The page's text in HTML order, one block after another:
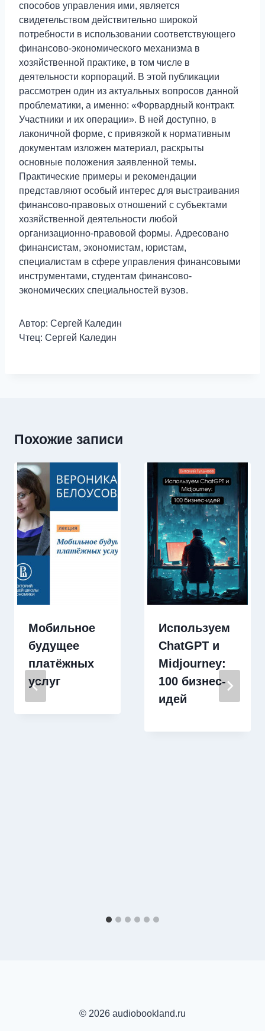
способов управления ими, является
свидетельством действительно широкой
потребности в использовании соответствующего
финансово-экономического механизма в
хозяйственной практике, в том числе в
деятельности корпораций. В этой публикации
рассмотрен один из актуальных вопросов данной
проблематики, а именно: «Форвардный контракт.
Участники и их операции». В ней доступно, в
лаконичной форме, с привязкой к нормативным
документам изложен материал, раскрыты
основные положения заявленной темы.
Практические примеры и рекомендации
представляют особый интерес для выстраивания
финансово-правовых отношений с субъектами
хозяйственной деятельности любой
организационно-правовой формы. Адресовано
финансистам, экономистам, юристам,
специалистам в сфере управления финансовыми
инструментами, студентам финансово-
экономических специальностей вузов.
Автор: Сергей Каледин
Чтец: Сергей Каледин
Похожие записи
Мобильное
будущее
платёжных
услуг
Используем
ChatGPT и
Midjourney:
100 бизнес-
идей
© 2026 audiobookland.ru